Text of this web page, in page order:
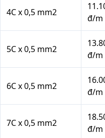
4C x 0,5 mm2
đ/m
5C x 0,5 mm2
đ/m
6C x 0,5 mm2
đ/m
7C x 0,5 mm2
đ/m